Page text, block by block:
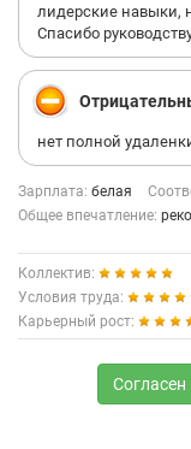
лидерские навыки,
Спасибо
нет полной
Зарплата: белая
Общее впечатление:
Коллектив:
Условия труда:
Карьерный рост:
Согласен